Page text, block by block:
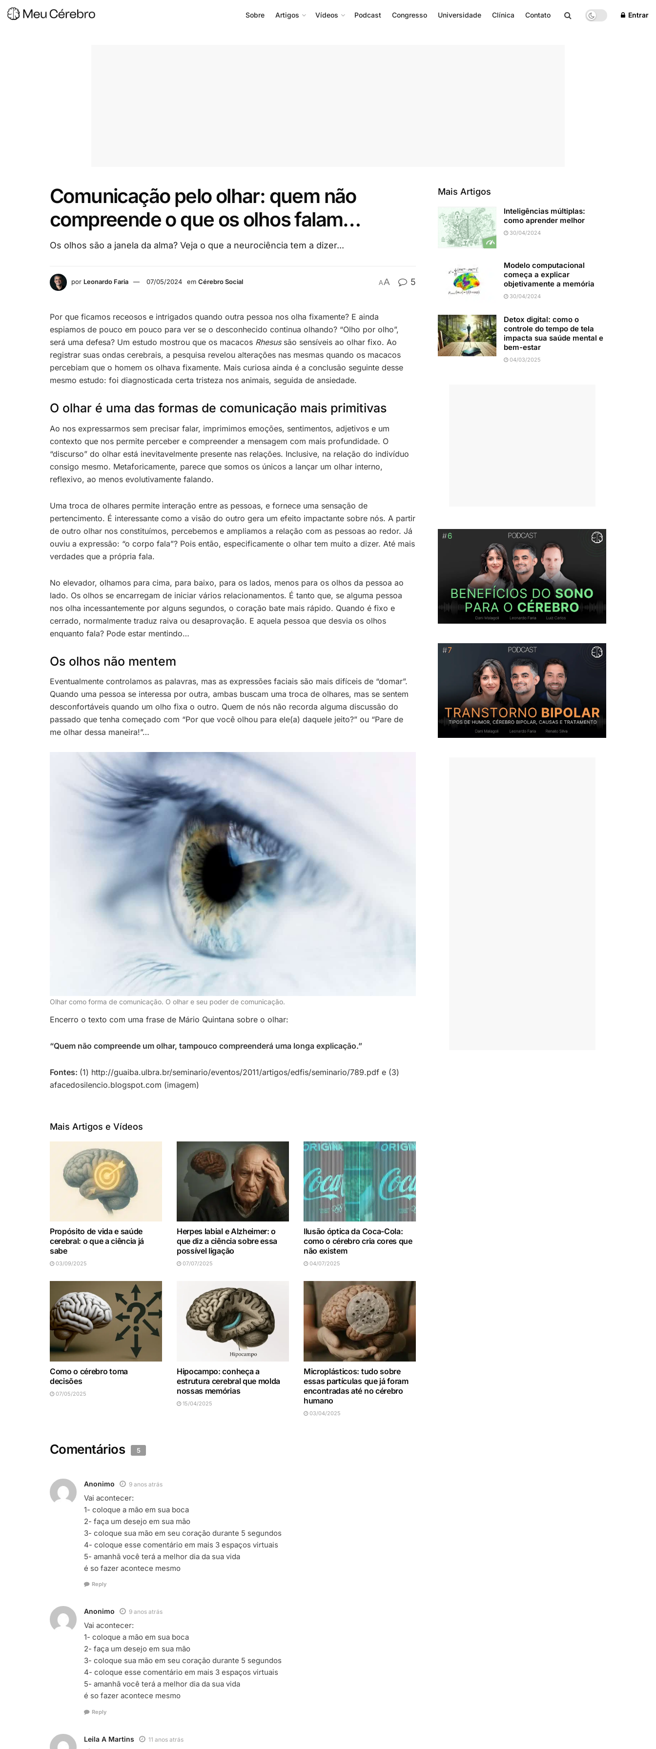
Sobre Artigos Vídeos Podcast Congresso Universidade Clínica Contato Entrar
Comunicação pelo olhar: quem não
compreende o que os olhos falam…
Os olhos são a janela da alma? Veja o que a neurociência tem a dizer...
por Leonardo Faria 07/05/2024 em Cérebro Social AA 5
Por que ficamos receosos e intrigados quando outra pessoa nos olha fixamente? E ainda
espiamos de pouco em pouco para ver se o desconhecido continua olhando? “Olho por olho”,
será uma defesa? Um estudo mostrou que os macacos Rhesussão sensíveis ao olhar fixo. Ao
registrar suas ondas cerebrais, a pesquisa revelou alterações nas mesmas quando os macacos
percebiam que o homem os olhava fixamente. Mais curiosa ainda é a conclusão seguinte desse
mesmo estudo: foi diagnosticada certa tristeza nos animais, seguida de ansiedade.
O olhar é uma das formas de comunicação mais primitivas
Ao nos expressarmos sem precisar falar, imprimimos emoções, sentimentos, adjetivos e um
contexto que nos permite perceber e compreender a mensagem com mais profundidade. O
“discurso” do olhar está inevitavelmente presente nas relações. Inclusive, na relação do indivíduo
consigo mesmo. Metaforicamente, parece que somos os únicos a lançar um olhar interno,
reflexivo, ao menos evolutivamente falando.
Uma troca de olhares permite interação entre as pessoas, e fornece uma sensação de
pertencimento. É interessante como a visão do outro gera um efeito impactante sobre nós. A partir
de outro olhar nos constituímos, percebemos e ampliamos a relação com as pessoas ao redor. Já
ouviu a expressão: “o corpo fala”? Pois então, especificamente o olhar tem muito a dizer. Até mais
verdades que a própria fala.
No elevador, olhamos para cima, para baixo, para os lados, menos para os olhos da pessoa ao
lado. Os olhos se encarregam de iniciar vários relacionamentos. É tanto que, se alguma pessoa
nos olha incessantemente por alguns segundos, o coração bate mais rápido. Quando é fixo e
cerrado, normalmente traduz raiva ou desaprovação. E aquela pessoa que desvia os olhos
enquanto fala? Pode estar mentindo…
Os olhos não mentem
Eventualmente controlamos as palavras, mas as expressões faciais são mais difíceis de “domar”.
Quando uma pessoa se interessa por outra, ambas buscam uma troca de olhares, mas se sentem
desconfortáveis quando um olho fixa o outro. Quem de nós não recorda alguma discussão do
passado que tenha começado com “Por que você olhou para ele(a) daquele jeito?” ou “Pare de
me olhar dessa maneira!”…
Olhar como forma de comunicação. O olhar e seu poder de comunicação.
Encerro o texto com uma frase de Mário Quintana sobre o olhar:
“Quem não compreende um olhar, tampouco compreenderá uma longa explicação.”
Fontes: (1) http://guaiba.ulbra.br/seminario/eventos/2011/artigos/edfis/seminario/789.pdf e (3)
afacedosilencio.blogspot.com (imagem)
Mais Artigos e Vídeos
Propósito de vida e saúde
cerebral: o que a ciência já
sabe
03/09/2025
Herpes labial e Alzheimer: o
que diz a ciência sobre essa
possível ligação
07/07/2025
Ilusão óptica da Coca-Cola:
como o cérebro cria cores que
não existem
04/07/2025
Como o cérebro toma
decisões
07/05/2025
Hipocampo: conheça a
estrutura cerebral que molda
nossas memórias
15/04/2025
Microplásticos: tudo sobre
essas partículas que já foram
encontradas até no cérebro
humano
03/04/2025
Comentários 5
Anonimo 9 anos atrás
Vai acontecer:
1- coloque a mão em sua boca
2- faça um desejo em sua mão
3- coloque sua mão em seu coração durante 5 segundos
4- coloque esse comentário em mais 3 espaços virtuais
5- amanhã você terá a melhor dia da sua vida
é so fazer acontece mesmo
Reply
Anonimo 9 anos atrás
Vai acontecer:
1- coloque a mão em sua boca
2- faça um desejo em sua mão
3- coloque sua mão em seu coração durante 5 segundos
4- coloque esse comentário em mais 3 espaços virtuais
5- amanhã você terá a melhor dia da sua vida
é so fazer acontece mesmo
Reply
Leila A Martins 11 anos atrás
Mais Artigos
Inteligências múltiplas:
como aprender melhor
30/04/2024
Modelo computacional
começa a explicar
objetivamente a memória
30/04/2024
Detox digital: como o
controle do tempo de tela
impacta sua saúde mental e
bem-estar
04/03/2025